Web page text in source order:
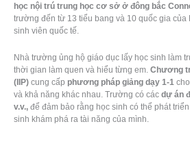
học nội trú trung học cơ sở ở đông bắc
trường đến từ 13 tiểu bang và 10 quốc gia của
sinh viên quốc tế.
Nhà trường ủng hộ giáo dục lấy học sinh làm
thời gian làm quen và hiểu từng em. Chương
(IIP) cung cấp phương pháp giảng dạy 1-1
và khả năng khác nhau. Trường có các dự án
v.v., để đảm bảo rằng học sinh có thể phát
sinh khám phá ra tài năng của mình.